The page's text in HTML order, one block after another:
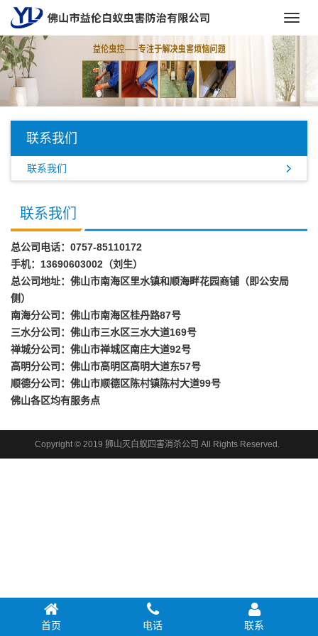
联系我们
联系我们
联系我们
总公司电话：0757-85110172
手机：13690603002（刘生）
总公司地址：佛山市南海区里水镇和顺海畔花园商铺（即公安局
侧）
南海分公司：佛山市南海区桂丹路87号
三水分公司：佛山市三水区三水大道169号
禅城分公司：佛山市禅城区南庄大道92号
高明分公司：佛山市高明区高明大道东57号
顺德分公司：佛山市顺德区陈村镇陈村大道99号
佛山各区均有服务点
Copyright © 2019 狮山灭白蚁四害消杀公司 All Rights Reserved.
首页 电话 联系